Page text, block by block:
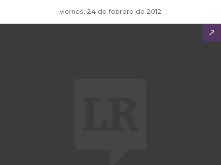
viernes, 24 de febrero de 2012